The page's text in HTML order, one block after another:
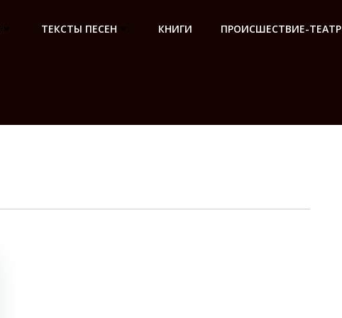
ТЕКСТЫ ПЕСЕН КНИГИ ПРОИСШЕСТВИЕ-ТЕАТР